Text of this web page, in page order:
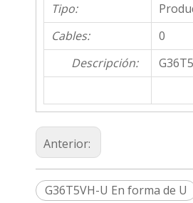
Tipo:
Cables:
0
Descripción:
Anterior:
G36T5VH-U En forma de U